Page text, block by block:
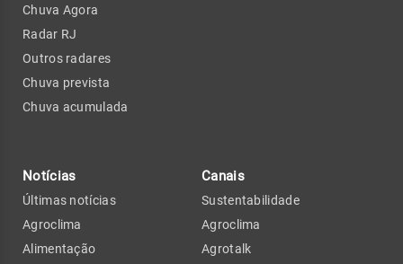
Chuva Agora
Radar RJ
Outros radares
Chuva prevista
Chuva acumulada
Notícias
Últimas notícias
Agroclima
Alimentação
Canais
Sustentabilidade
Agroclima
Agrotalk